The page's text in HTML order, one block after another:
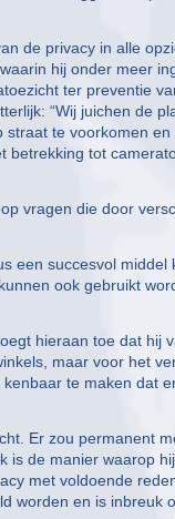
de privacy in alle
hij onder meer
ter preventie
“Wij juichen de
te voorkomen en
betrekking tot
vragen die door
een succesvol middel
ook gebruikt
hieraan toe dat hij
maar voor het
te maken dat
Er zou permanent
is de manier waarop
met voldoende
worden en is inbreuk